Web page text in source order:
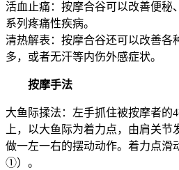
活血止痛：按摩合谷可以改善便秘
系列疼痛性疾病。
清热解表：按摩合谷还可以改善各
多，或者无汗等内伤外感症状。
按摩手法
大鱼际揉法：左手抓住被按摩者的
上，以大鱼际为着力点，由肩关
做一左一右的摆动动作。着力点滑
①）。